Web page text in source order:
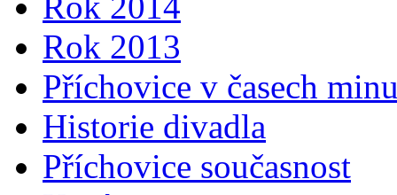
Rok 2013
Příchovice v časech
Historie divadla
Příchovice současnost